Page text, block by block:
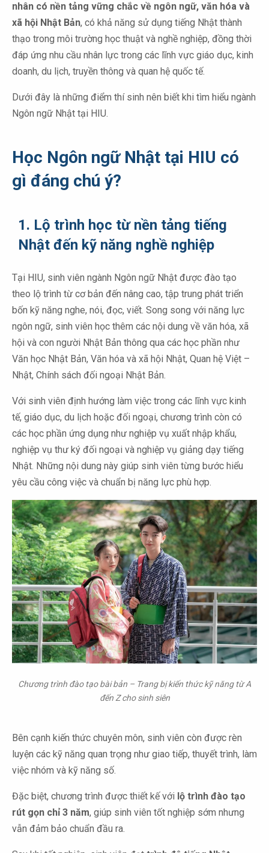
nhân có nền tảng vững chắc về ngôn ngữ, văn hóa và
xã hội Nhật Bản, có khả năng sử dụng tiếng Nhật thành
thạo trong môi trường học thuật và nghề nghiệp, đồng thời
đáp ứng nhu cầu nhân lực trong các lĩnh vực giáo dục, kinh
doanh, du lịch, truyền thông và quan hệ quốc tế.
Dưới đây là những điểm thí sinh nên biết khi tìm hiểu ngành
Ngôn ngữ Nhật tại HIU.
Học Ngôn ngữ Nhật tại HIU có
gì đáng chú ý?
1. Lộ trình học từ nền tảng tiếng
Nhật đến kỹ năng nghề nghiệp
Tại HIU, sinh viên ngành Ngôn ngữ Nhật được đào tạo
theo lộ trình từ cơ bản đến nâng cao, tập trung phát triển
bốn kỹ năng nghe, nói, đọc, viết. Song song với năng lực
ngôn ngữ, sinh viên học thêm các nội dung về văn hóa, xã
hội và con người Nhật Bản thông qua các học phần như
Văn học Nhật Bản, Văn hóa và xã hội Nhật, Quan hệ Việt –
Nhật, Chính sách đối ngoại Nhật Bản.
Với sinh viên định hướng làm việc trong các lĩnh vực kinh
tế, giáo dục, du lịch hoặc đối ngoại, chương trình còn có
các học phần ứng dụng như nghiệp vụ xuất nhập khẩu,
nghiệp vụ thư ký đối ngoại và nghiệp vụ giảng dạy tiếng
Nhật. Những nội dung này giúp sinh viên từng bước hiểu
yêu cầu công việc và chuẩn bị năng lực phù hợp.
Chương trình đào tạo bài bản – Trang bị kiến thức kỹ năng từ A
đến Z cho sinh siên
Bên cạnh kiến thức chuyên môn, sinh viên còn được rèn
luyện các kỹ năng quan trọng như giao tiếp, thuyết trình, làm
việc nhóm và kỹ năng số.
Đặc biệt, chương trình được thiết kế với lộ trình đào tạo
rút gọn chỉ 3 năm, giúp sinh viên tốt nghiệp sớm nhưng
vẫn đảm bảo chuẩn đầu ra.